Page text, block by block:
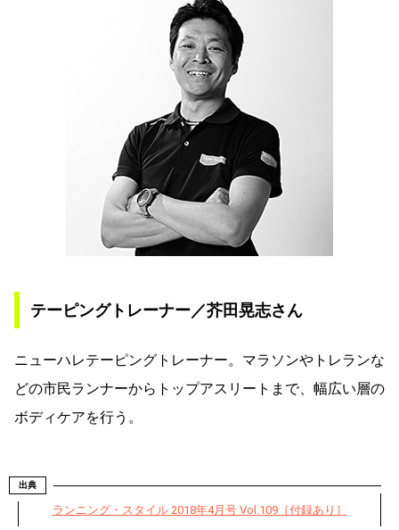
テーピングトレーナー／芥田晃志さん
ニューハレテーピングトレーナー。マラソンやトレランな
どの市民ランナーからトップアスリートまで、幅広い層の
ボディケアを行う。
出典
ランニング・スタイル 2018年4月号 Vol.109［付録あり］